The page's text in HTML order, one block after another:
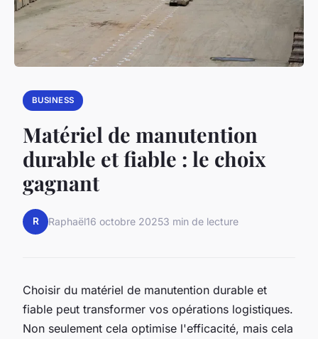
BUSINESS
Matériel de manutention
durable et fiable : le choix
gagnant
R Raphaël16 octobre 20253 min de lecture
Choisir du matériel de manutention durable et
fiable peut transformer vos opérations logistiques.
Non seulement cela optimise l'efficacité, mais cela